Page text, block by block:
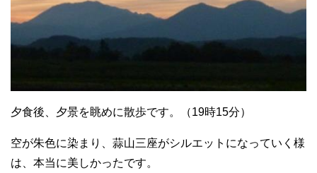
夕食後、夕景を眺めに散歩です。（19時15分）
空が朱色に染まり、蒜山三座がシルエットになっていく様
は、本当に美しかったです。